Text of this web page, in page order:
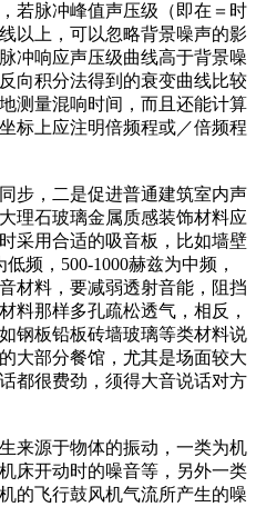
若脉冲峰值声压级（即在＝时
以上，可以忽略背景噪声的影
冲响应声压级曲线高于背景噪
向积分法得到的衰变曲线比较
测量混响时间，而且还能计算
标上应注明倍频程或／倍频程
步，二是促进普通建筑室内声
理石玻璃金属质感装饰材料应
采用合适的吸音板，比如墙壁
频，500-1000赫兹为中频，
材料，要减弱透射音能，阻挡
料那样多孔疏松透气，相反，
钢板铅板砖墙玻璃等类材料说
大部分餐馆，尤其是场面较大
都很费劲，须得大音说话对方
来源于物体的振动，一类为机
床开动时的噪音等，另外一类
的飞行鼓风机气流所产生的噪